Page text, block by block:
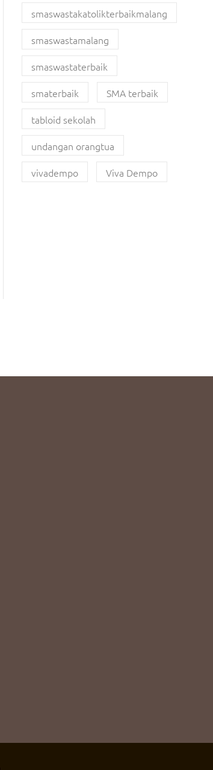
smaswastakatolikterbaikmalang
smaswastamalang
smaswastaterbaik
smaterbaik
SMA terbaik
tabloid sekolah
undangan orangtua
vivadempo
Viva Dempo